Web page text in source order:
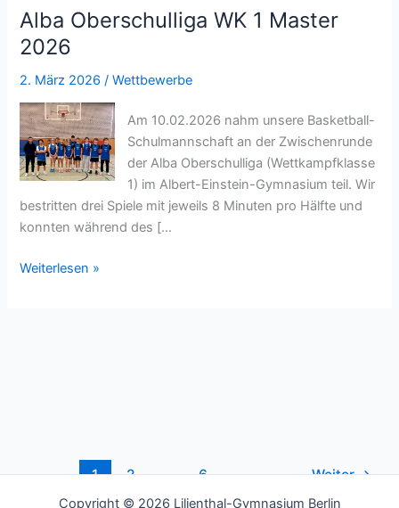
Lili-
Basketballteam
bei
der
Oberschulliga
Alba Oberschulliga WK 1 Master
2026
2. März 2026/Wettbewerbe
Am 10.02.2026 nahm unsere Basketball-
Schulmannschaft an der Zwischenrunde
der Alba Oberschulliga (Wettkampfklasse
1) im Albert-Einstein-Gymnasium teil. Wir
bestritten drei Spiele mit jeweils 8 Minuten pro Hälfte und
konnten während des […
Alba
Weiterlesen »
1 2 … 6 Weiter→
Copyright © 2026 Lilienthal-Gymnasium Berlin